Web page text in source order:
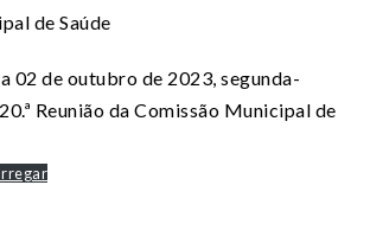
de Saúde
02 de outubro de 2023, segunda-
Reunião da Comissão Municipal de